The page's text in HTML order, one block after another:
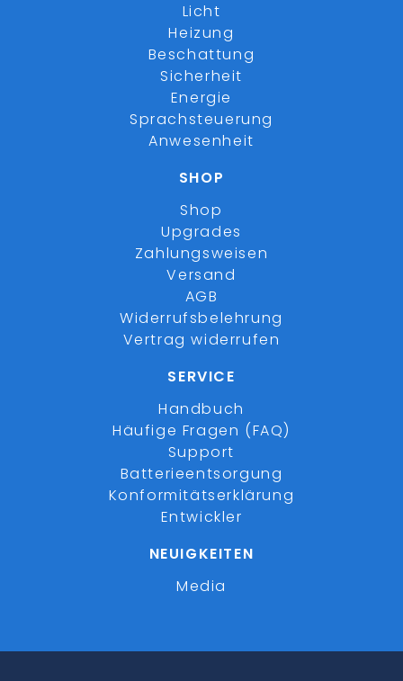
Licht
Heizung
Beschattung
Sicherheit
Energie
Sprachsteuerung
Anwesenheit
SHOP
Shop
Upgrades
Zahlungsweisen
Versand
AGB
Widerrufsbelehrung
Vertrag widerrufen
SERVICE
Handbuch
Häufige Fragen (FAQ)
Support
Batterieentsorgung
Konformitätserklärung
Entwickler
NEUIGKEITEN
Media